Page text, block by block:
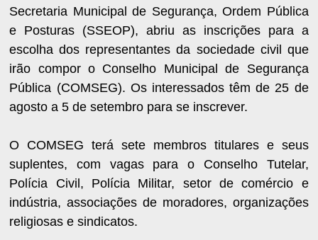
Secretaria Municipal de Segurança, Ordem Pública
e Posturas (SSEOP), abriu as inscrições para a
escolha dos representantes da sociedade civil que
irão compor o Conselho Municipal de Segurança
Pública (COMSEG). Os interessados têm de 25 de
agosto a 5 de setembro para se inscrever.
O COMSEG terá sete membros titulares e seus
suplentes, com vagas para o Conselho Tutelar,
Polícia Civil, Polícia Militar, setor de comércio e
indústria, associações de moradores, organizações
religiosas e sindicatos.